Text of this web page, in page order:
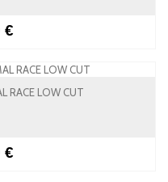
€
RACE LOW CUT
€